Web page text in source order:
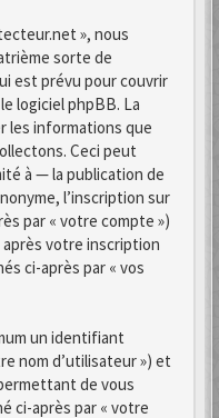
», nous
sorte de
est prévu pour couvrir
logiciel phpBB. La
les informations que
Ceci peut
à — la publication de
l’inscription sur
par « votre compte »)
votre inscription
ci-après par « vos
un identifiant
nom d’utilisateur ») et
de vous
ci-après par « votre